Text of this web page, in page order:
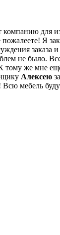
для
Я
заказа и
не было.
тому же мне
Алексею
мебель буду